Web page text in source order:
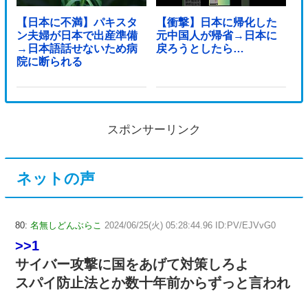
【日本に不満】パキスタ
ン夫婦が日本で出産準備
→日本語話せないため病
院に断られる
【衝撃】日本に帰化した
元中国人が帰省→日本に
戻ろうとしたら…
スポンサーリンク
ネットの声
80: 名無しどんぶらこ 2024/06/25(火) 05:28:44.96 ID:PV/EJVvG0
>>1
サイバー攻撃に国をあげて対策しろよ
スパイ防止法とか数十年前からずっと言われ